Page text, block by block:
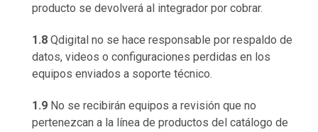
producto se devolverá al integrador por cobrar.
1.8 Qdigital no se hace responsable por respaldo de
datos, videos o configuraciones perdidas en los
equipos enviados a soporte técnico.
1.9 No se recibirán equipos a revisión que no
pertenezcan a la línea de productos del catálogo de